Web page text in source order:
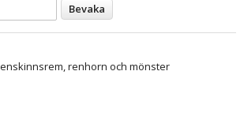
Bevaka
renhorn och mönster